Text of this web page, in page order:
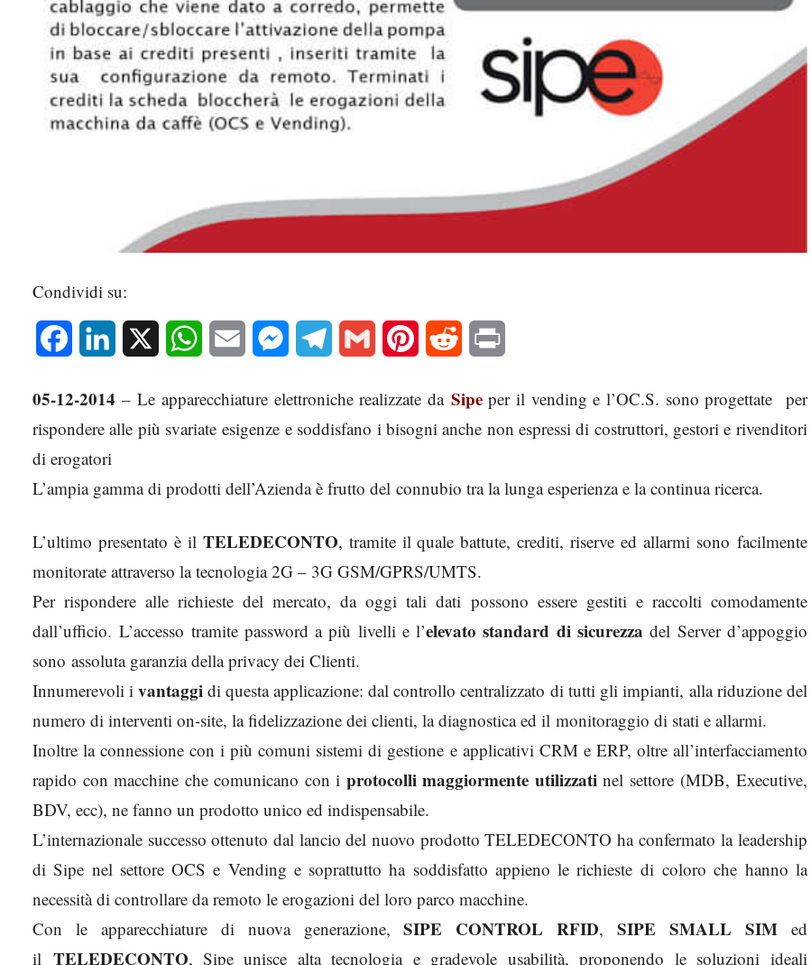
Condividi su:
Facebook LinkedIn WhatsAppEmail MessengerTelegram Gmail Pinterest Reddit
05-12-2014 – Le apparecchiature elettroniche realizzate da Sipeper il vending e l’OC.S. sono progettate per
rispondere alle più svariate esigenze e soddisfano i bisogni anche non espressi di costruttori, gestori e rivenditori
di erogatori
L’ampia gamma di prodotti dell’Azienda è frutto del connubio tra la lunga esperienza e la continua ricerca.
L’ultimo presentato è il TELEDECONTO, tramite il quale battute, crediti, riserve ed allarmi sono facilmente
monitorate attraverso la tecnologia 2G – 3G GSM/GPRS/UMTS.
Per rispondere alle richieste del mercato, da oggi tali dati possono essere gestiti e raccolti comodamente
dall’ufficio. L’accesso tramite password a più livelli e l’elevato standard di sicurezza del Server d’appoggio
sono assoluta garanzia della privacy dei Clienti.
Innumerevoli ivantaggi di questa applicazione: dal controllo centralizzato di tutti gli impianti, alla riduzione del
numero di interventi on-site, la fidelizzazione dei clienti, la diagnostica ed il monitoraggio di stati e allarmi.
Inoltre la connessione con i più comuni sistemi di gestione e applicativi CRM e ERP, oltre all’interfacciamento
rapido con macchine che comunicano con i protocolli maggiormente utilizzatinel settore (MDB, Executive,
BDV, ecc), ne fanno un prodotto unico ed indispensabile.
L’internazionale successo ottenuto dal lancio del nuovo prodotto TELEDECONTO ha confermato la leadership
di Sipe nel settore OCS e Vending e soprattutto ha soddisfatto appieno le richieste di coloro che hanno la
necessità di controllare da remoto le erogazioni del loro parco macchine.
Con le apparecchiature di nuova generazione,SIPE CONTROL RFID,SIPE SMALL SIMed
il TELEDECONTO, Sipe unisce alta tecnologia e gradevole usabilità, proponendo le soluzioni ideali